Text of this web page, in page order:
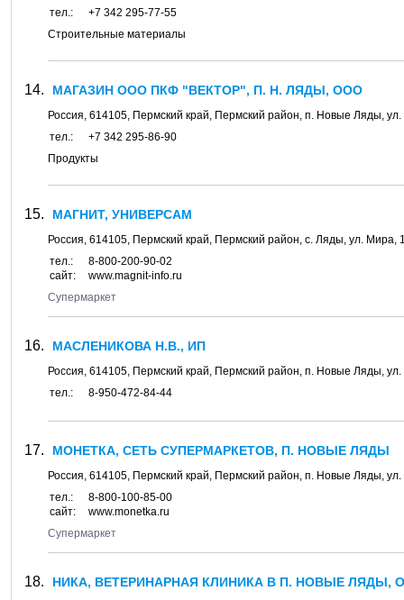
тел.:
+7 342 295-77-55
Строительные материалы
МАГАЗИН ООО ПКФ "ВЕКТОР", П. Н. ЛЯДЫ, ООО
Россия, 614105, Пермский край, Пермский район, п. Новые Ляды, ул.
тел.:
+7 342 295-86-90
Продукты
МАГНИТ, УНИВЕРСАМ
Россия, 614105, Пермский край, Пермский район, с. Ляды, ул. Мира,
тел.:
8-800-200-90-02
сайт:
www.magnit-info.ru
Супермаркет
МАСЛЕНИКОВА Н.В., ИП
Россия, 614105, Пермский край, Пермский район, п. Новые Ляды, ул.
тел.:
8-950-472-84-44
МОНЕТКА, СЕТЬ СУПЕРМАРКЕТОВ, П. НОВЫЕ ЛЯДЫ
Россия, 614105, Пермский край, Пермский район, п. Новые Ляды, ул.
тел.:
8-800-100-85-00
сайт:
www.monetka.ru
Супермаркет
НИКА, ВЕТЕРИНАРНАЯ КЛИНИКА В П. НОВЫЕ ЛЯДЫ,